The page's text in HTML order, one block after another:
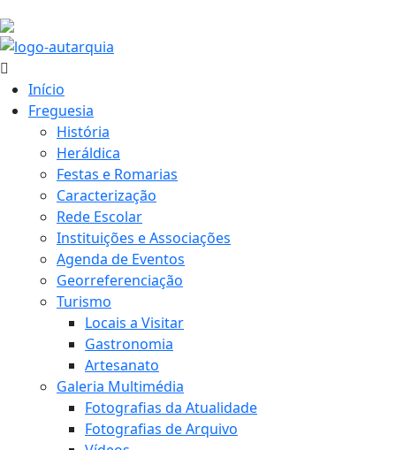
Início
Freguesia
História
Heráldica
Festas e Romarias
Caracterização
Rede Escolar
Instituições e Associações
Agenda de Eventos
Georreferenciação
Turismo
Locais a Visitar
Gastronomia
Artesanato
Galeria Multimédia
Fotografias da Atualidade
Fotografias de Arquivo